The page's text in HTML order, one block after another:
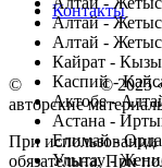
Алтай -
Алтай -
Кайрат -
Каспий -
Актобе -
Астана -
Елимай -
Улытау -
Контакты
© Copyright© 2025
авторские
При использовании
обязательна. При